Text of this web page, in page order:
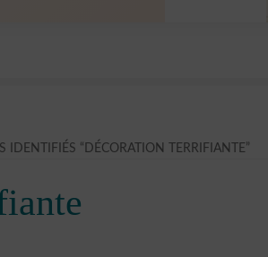
IDENTIFIÉS “DÉCORATION TERRIFIANTE”